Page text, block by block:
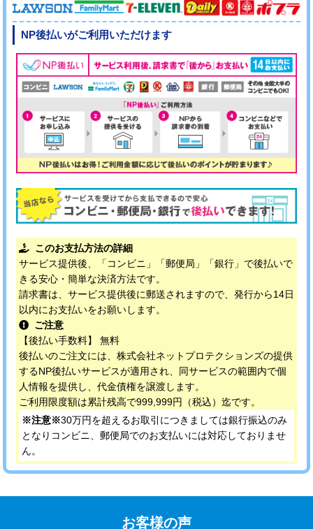
NP後払いがご利用いただけます
このお支払方法の詳細
サービス提供後、「コンビニ」「郵便局」「銀行」で後払いで
きる安心・簡単な決済方法です。
請求書は、サービス提供後に郵送されますので、発行から14日
以内にお支払いをお願いします。
ご注意
【後払い手数料】 無料
後払いのご注文には、株式会社ネットプロテクションズの提供
するNP後払いサービスが適用され、同サービスの範囲内で個
人情報を提供し、代金債権を譲渡します。
ご利用限度額は累計残高で999,999円（税込）迄です。
※注意※30万円を超えるお取引につきましては銀行振込のみ
となりコンビニ、郵便局でのお支払いには対応しておりませ
ん。
お客様の声